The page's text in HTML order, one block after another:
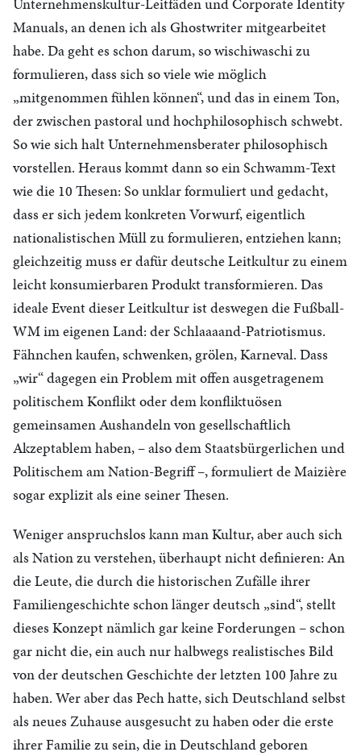
Manuals, an denen ich als Ghostwriter mitgearbeitet
habe. Da geht es schon darum, so wischiwaschi zu
formulieren, dass sich so viele wie möglich
„mitgenommen fühlen können“, und das in einem Ton,
der zwischen pastoral und hochphilosophisch schwebt.
So wie sich halt Unternehmensberater philosophisch
vorstellen. Heraus kommt dann so ein Schwamm-Text
wie die 10 Thesen: So unklar formuliert und gedacht,
dass er sich jedem konkreten Vorwurf, eigentlich
nationalistischen Müll zu formulieren, entziehen kann;
gleichzeitig muss er dafür deutsche Leitkultur zu einem
leicht konsumierbaren Produkt transformieren. Das
ideale Event dieser Leitkultur ist deswegen die Fußball-
WM im eigenen Land: der Schlaaaand-Patriotismus.
Fähnchen kaufen, schwenken, grölen, Karneval. Dass
„wir“ dagegen ein Problem mit offen ausgetragenem
politischem Konflikt oder dem konfliktuösen
gemeinsamen Aushandeln von gesellschaftlich
Akzeptablem haben, – also dem Staatsbürgerlichen und
Politischem am Nation-Begriff –, formuliert de Maizière
sogar explizit als eine seiner Thesen.
Weniger anspruchslos kann man Kultur, aber auch sich
als Nation zu verstehen, überhaupt nicht definieren: An
die Leute, die durch die historischen Zufälle ihrer
Familiengeschichte schon länger deutsch „sind“, stellt
dieses Konzept nämlich gar keine Forderungen – schon
gar nicht die, ein auch nur halbwegs realistisches Bild
von der deutschen Geschichte der letzten 100 Jahre zu
haben. Wer aber das Pech hatte, sich Deutschland selbst
als neues Zuhause ausgesucht zu haben oder die erste
ihrer Familie zu sein, die in Deutschland geboren